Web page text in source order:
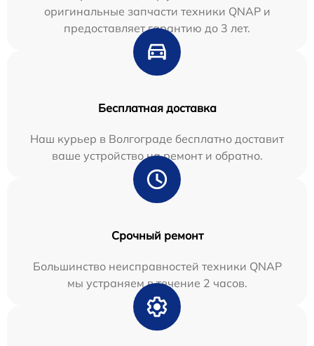
оригинальные запчасти техники QNAP и
предоставляет гарантию до 3 лет.
Бесплатная доставка
Наш курьер в Волгограде бесплатно доставит
ваше устройство на ремонт и обратно.
Срочный ремонт
Большинство неисправностей техники QNAP
мы устраняем в течение 2 часов.